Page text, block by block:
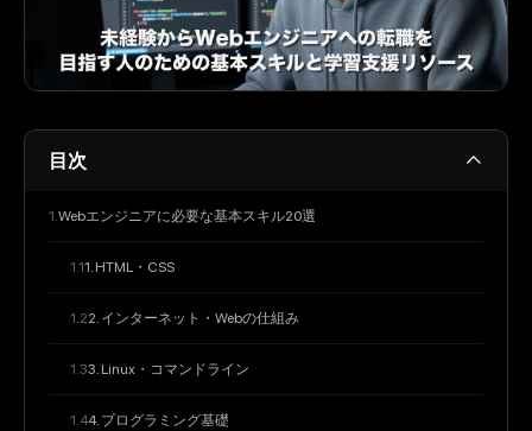
目次
Webエンジニアに必要な基本スキル20選
1. HTML・CSS
2. インターネット・Webの仕組み
3. Linux・コマンドライン
4. プログラミング基礎